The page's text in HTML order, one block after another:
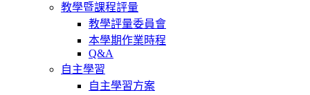
教學暨課程評量
教學評量委員會
本學期作業時程
Q&A
自主學習
自主學習方案